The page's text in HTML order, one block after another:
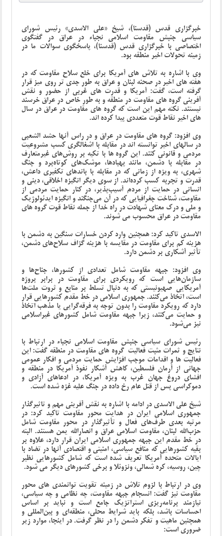
خبرگزاری قدس (قدسنا)،شیخ «علی الاسدی» رئیس شورای
سیاسی جنبش مقاومت اسلامی نجباء در عراق در گفتگوی
اختصاصی با خبرگزاری قدس (قدسنا)، پاسخگوی سوالات ما در
زمینه تحولات اخیر منطقه بود.
وی با اشاره به تلاش های آمریکا برای خلع سلاح مقاومت که در
هفته های اخیر در صحنه لبنان و عراق به طور جدی تر روی میز قرار
گرفته است، گفت: آمریکا و قدرت های غربی از حضور و نقش
آفرینی گروه های مقاومت در منطقه و به طور خاص در عراق خرسند
نیستند. نکته مهم این است که گروه های مقاومت در عراق در سال
های اخیر نقاط قوت متعددی پیدا کرده اند.
وی افزود: گروه های مقاومت در عراق و در راس آنها حشد الشعبی
در سالهای اخیر توانسته اند در مقابله با اشغالگری کسب مشروعیت
مردمی و قانونی کنند. این گروه ها با تکیه بر روش‌های غیرمتعارف
در مقابله با دشمن، مانند پهپادها، موشک‌های کوتاه‌برد و جنگ
شهری، به ویژه از زمانی که در مقابله با باندهای تکفیری داعش،
قدرت و تجربه کسب کرده‌اند. از سوی دیگر انگیزه اخلاقی، دینی و
انسانی در حمایت از مردم آسیب‌پذیر، در کنار حمایت مردمی از
مقاومت، شناخت جغرافیایی که در آن می‌جنگند و انگیزه ایدئولوژیک
و ملی و درک معنای شهادت در راه خدا از جمله نقاط قوت گروه های
مقاومت در عراق محسوب می شوند.
الاسدی تاکید کرد: همچنین وارد کردن خسارات سنگین به دشمن با
هزینه کم برای مقاومت در مقایسه با هزینه گزاف سلاح‌های دشمن،
تأثیر آشکاری بر دشمن دارد.
وی افزود: جبهه مقاومت شامل تعدادی از کشورها، جناح‌ها و
سازمان‌هایی است که رویکردی برای مقاومت در برابر پروژه
آمریکایی-صهیونیستی که به دنبال تسلط بر منابع و ثروت ملت‌ها
است، اتخاذ می‌کنند. جمهوری اسلامی در خط مقدم کشورهایی قرار
دارد که رویکرد مقاومت را بدون توجه به فرقه‌گرایی یا مذهب اتخاذ
و حمایت می‌کنند، زیرا جبهه مقاومت شامل کشورهای غیراسلامی
نیز می‌شود.
رئیس شورای سیاسی جنبش مقاومت اسلامی نجباء در ارتباط با
نتایج و ثمرات مثبت فعالیت گروه های مقاومت در منطقه گفت: این
فعالیت ها و اقدامات موجب افزایش حمایت مردمی و افکار عمومی
جهانی از آرمان فلسطین، کاهش آشکار نفوذ آمریکا در منطقه و
افشای دروغ جهان غرب به ویژه آمریکا، در ادعاهای آزادی و
دموکراسی پس از قتل عام رخ داده در جنگ علیه غزه شده است.
شیخ علی الاسدی در ادامه با اشاره به نقش آفرینی مهم و تاثیرگذار
جمهوری اسلامی ایران در هدایت محور مقاومت تاکید کرد: در
مرتبه بعدی طرف‌های فعال و تأثیرگذار در محور مقاومت شامل
حزب‌الله لبنان، مقاومت اسلامی عراق و انصارالله یمن هستند. البته
در خط مقدم این جبهه جمهوری اسلامی ایران قرار دارد، علاوه بر
بقیه کشورهایی که منافع سیاسی، امنیتی و اقتصادی آنها در تضاد با
ایالات متحده آمریکا تعریف شده است که شامل کشورهایی نظیر
چین، روسیه، کره شمالی، ونزوئلا و برخی کشورهای دیگر می شود.
وی در ارتباط با لزوم تلاش در زمینه تقویت توانمندی های محور
مقاومت نیز گفت: انسجام جبهه مقاومت، چه نظامی و چه سیاسی،
نیازمند برنامه‌ریزی استراتژیک جامع است و نباید بر اساس
احساسات باشد، بلکه باید شرایط محلی، منطقه‌ای و بین‌المللی و
همچنین ماهیت و تفکر دشمن را در نظر گرفت. در اینجا، موارد زیر
ضروری است: